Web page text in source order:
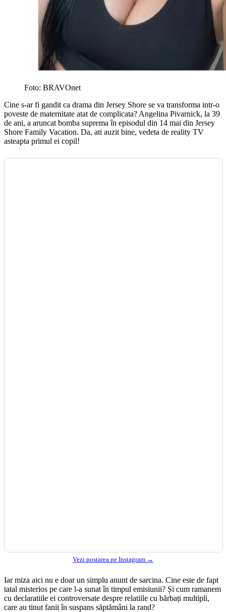
Foto: BRAVOnet
Cine s-ar fi gandit ca drama din Jersey Shore se va transforma intr-o
poveste de maternitate atat de complicata? Angelina Pivarnick, la 39
de ani, a aruncat bomba suprema în episodul din 14 mai din Jersey
Shore Family Vacation. Da, ati auzit bine, vedeta de reality TV
asteapta primul ei copil!
Vezi postarea pe Instagram →
Iar miza aici nu e doar un simplu anunt de sarcina. Cine este de fapt
tatal misterios pe care l-a sunat în timpul emisiunii? Și cum ramanem
cu declaratiile ei controversate despre relatiile cu bărbați multipli,
care au tinut fanii în suspans săptămâni la rand?